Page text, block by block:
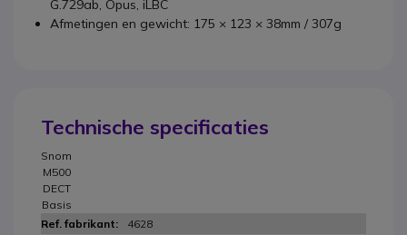
G.729ab, Opus, iLBC
Afmetingen en gewicht: 175 × 123 × 38mm / 307g
Technische specificaties
Snom
M500
DECT
Basis
4628